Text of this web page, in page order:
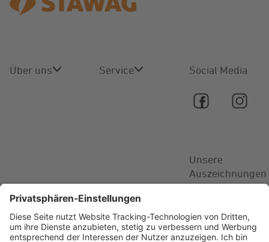
Über uns Service Social Media
Unsere
Auszeichnungen